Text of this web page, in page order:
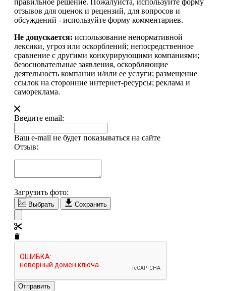
правильное решение. Пожалуйста, используйте форму
отзывов для оценок и рецензий, для вопросов и
обсуждений - используйте форму комментариев.
Не допускается: использование ненормативной
лексики, угроз или оскорблений; непосредственное
сравнение с другими конкурирующими компаниями;
безосновательные заявления, оскорбляющие
деятельность компании и/или ее услуги; размещение
ссылок на сторонние интернет-ресурсы; реклама и
самореклама.
Введите email:
Ваш e-mail не будет показываться на сайте
Отзыв:
Загрузить фото:
Выбрать Сохранить
Отправить